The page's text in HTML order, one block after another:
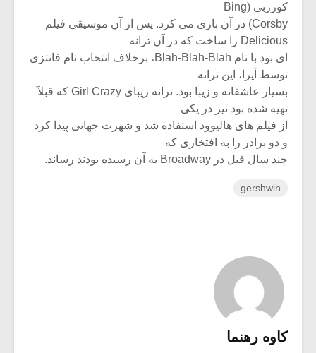
کورزبی (Bing
Corsby) در آن بازی می کرد. پس از آن موسیقی فیلم
Delicious را ساخت که در آن ترانه
ای بود با نام Blah-Blah-Blah، برخلاف انتخاب نام فانتزی
توسط آیرا، این ترانه
بسیار عاشقانه و زیبا بود. ترانه زیبای Girl Crazy که قبلآ
تهیه شده بود نیز در یکی
از فیلم های هالیوود استفاده شد و شهرت جهانی پیدا کرد
و دو برادر را به افتخاری که
چند سال قبل در Broadway به آن رسیده بودند رساند.
gershwin
کاوه رهنما